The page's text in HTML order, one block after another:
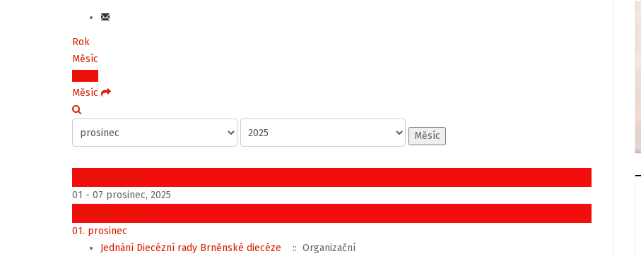
Rok
Měsíc
Týden
Měsíc
Měsíc
Předchozí týden
01 - 07 prosinec, 2025
Následující týden
01. prosinec
Jednání Diecézní rady Brněnské diecéze
:: Organizační